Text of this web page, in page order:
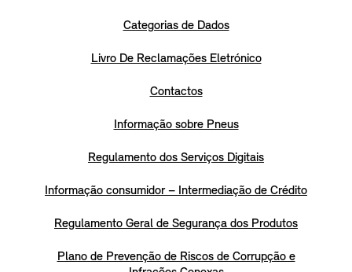
Categorias de Dados
Livro De Reclamações Eletrónico
Contactos
Informação sobre Pneus
Regulamento dos Serviços Digitais
Informação consumidor – Intermediação de Crédito
Regulamento Geral de Segurança dos Produtos
Plano de Prevenção de Riscos de Corrupção e